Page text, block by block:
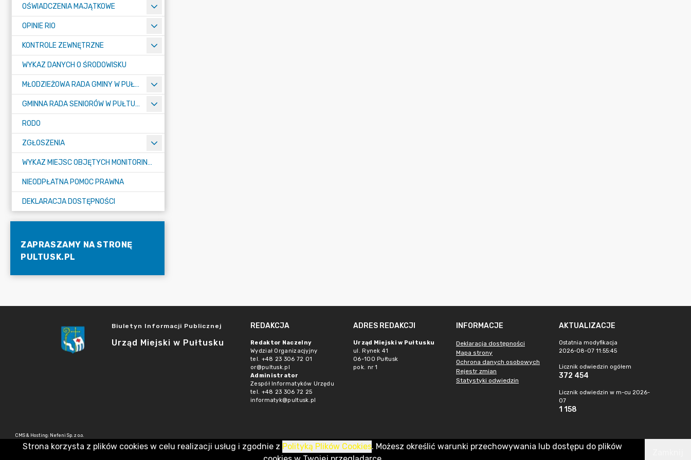
OŚWIADCZENIA MAJĄTKOWE
OPINIE RIO
KONTROLE ZEWNĘTRZNE
WYKAZ DANYCH O ŚRODOWISKU
MŁODZIEŻOWA RADA GMINY W PUŁTUSKU
GMINNA RADA SENIORÓW W PUŁTUSKU
RODO
ZGŁOSZENIA
WYKAZ MIEJSC OBJĘTYCH MONITORINGIEM
NIEODPŁATNA POMOC PRAWNA
DEKLARACJA DOSTĘPNOŚCI
ZAPRASZAMY NA STRONĘ
PULTUSK.PL
Biuletyn Informacji Publicznej
Urząd Miejski w Pułtusku
REDAKCJA
Redaktor Naczelny
Wydział Organizacjyjny
tel. +48 23 306 72 01
or@pultusk.pl
Administrator
Zespół Informatyków Urzędu
tel. +48 23 306 72 25
informatyk@pultusk.pl
ADRES REDAKCJI
Urząd Miejski w Pułtusku
ul. Rynek 41
06-100 Pułtusk
pok. nr 1
INFORMACJE
Deklaracja dostępności
Mapa strony
Ochrona danych osobowych
Rejestr zmian
Statystyki odwiedzin
AKTUALIZACJE
Ostatnia modyfikacja
2026-08-07 11:55:45
Licznik odwiedzin ogółem
372 454
Licznik odwiedzin w m-cu 2026-
07
1 158
CMS & Hosting: Nefeni Sp. z o.o.
Strona korzysta z plików cookies w celu realizacji usług i zgodnie z Polityką Plików Cookies. Możesz określić warunki przechowywania lub dostępu do plików